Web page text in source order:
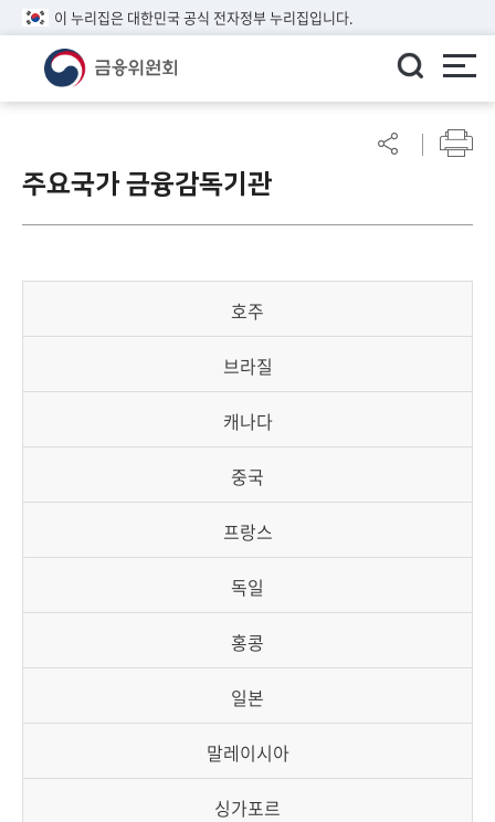
이 누리집은 대한민국 공식 전자정부 누리집입니다.
린
이알
정
극
주요국가 금융감독기관
호주
브라질
캐나다
중국
프랑스
독일
홍콩
일본
말레이시아
싱가포르